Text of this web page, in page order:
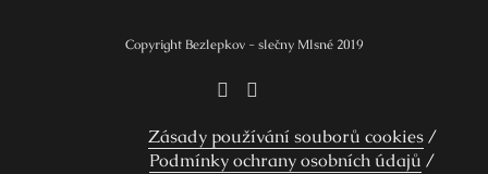
Copyright Bezlepkov - slečny Mlsné 2019
Zásady používání souborů cookies
Podmínky ochrany osobních údajů